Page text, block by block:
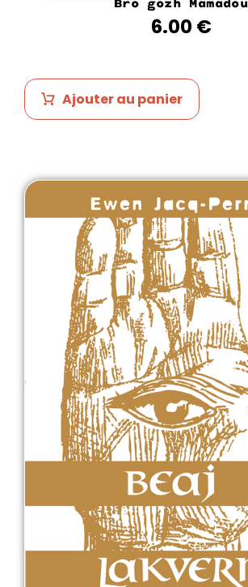
6.00 €
Ajouter au panier